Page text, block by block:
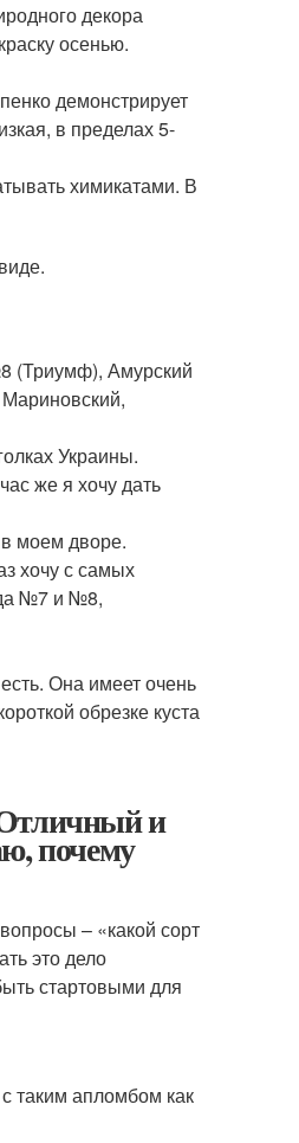
декора
осенью.
демонстрирует
в пределах 5-
химикатами. В
(Триумф), Амурский
Украины.
же я хочу дать
моем дворе.
хочу с самых
№7 и №8,
Она имеет очень
обрезке куста
и
почему
– «какой сорт
это дело
стартовыми для
таким апломбом как